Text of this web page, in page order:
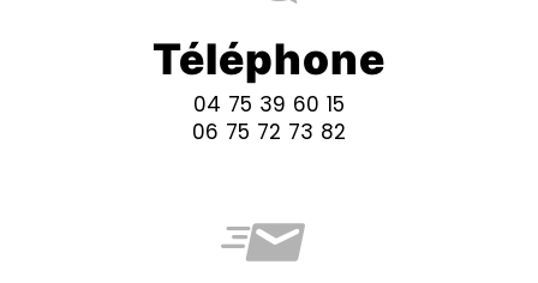
Téléphone
04 75 39 60 15
06 75 72 73 82